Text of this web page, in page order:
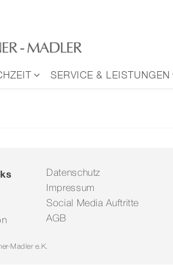
SERVICE & LEISTUNGEN
Datenschutz
Impressum
Social Media Auftritte
AGB
Madler e.K.